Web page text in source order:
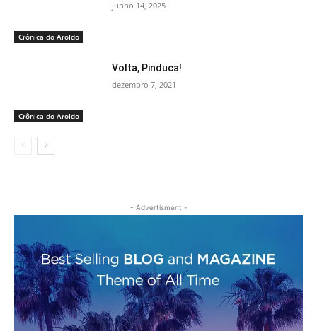
Crônica do Aroldo
junho 14, 2025
Crônica do Aroldo
Volta, Pinduca!
dezembro 7, 2021
- Advertisment -